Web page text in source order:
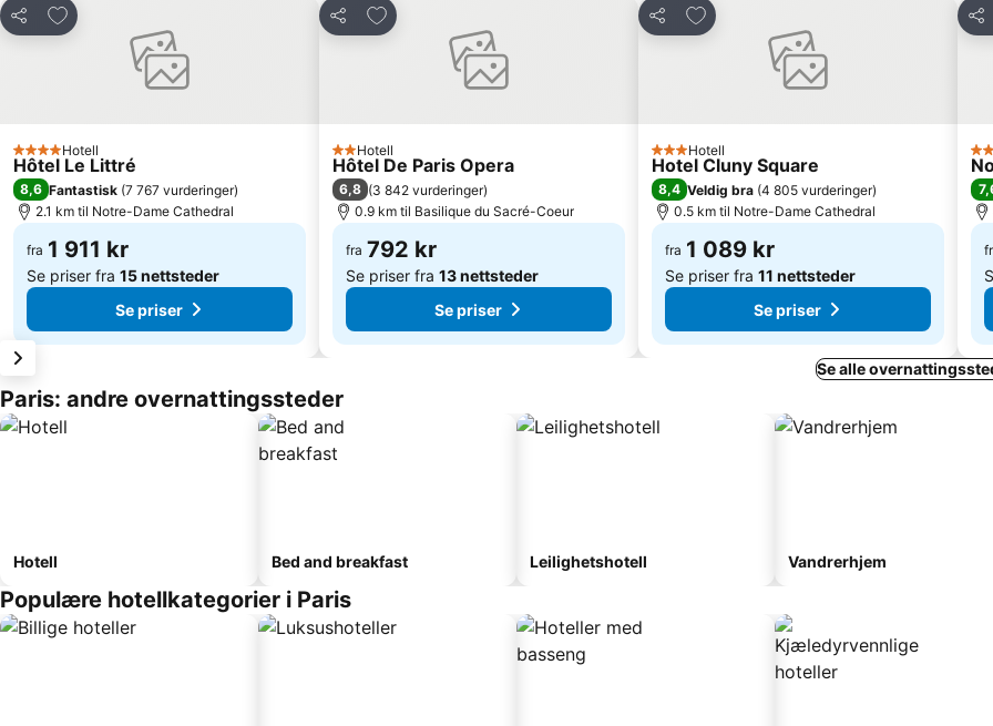
Del
Legg til i favoritter
4 Stjerner
Hotell
Hôtel Le Littré
8,6 Fantastisk (7 767 vurderinger)
2.1 km til Notre-Dame Cathedral
fra 1 911 kr
Se priser fra 15 nettsteder
Se priser
Del
Legg til i favoritter
2 Stjerner
Hotell
Hôtel De Paris Opera
6,8 (3 842 vurderinger)
0.9 km til Basilique du Sacré-Coeur
fra 792 kr
Se priser fra 13 nettsteder
Se priser
Del
Legg til i favoritter
3 Stjerner
Hotell
Hotel Cluny Square
8,4 Veldig bra (4 805 vurderinger)
0.5 km til Notre-Dame Cathedral
fra 1 089 kr
Se priser fra 11 nettsteder
Se priser
Del
4
Se alle
Paris: andre overnattingssteder
Hotell Bed and breakfast Leilighetshotell Vandrerhjem
Populære hotellkategorier i Paris